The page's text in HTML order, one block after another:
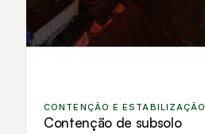
CONTENÇÃO E ESTABILIZAÇÃO
Contenção de subsolo